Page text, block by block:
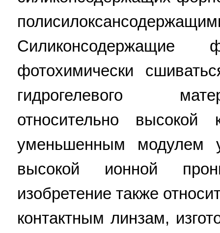
Силиконсодержащие
фотохимически
гидрогелевого
относительно высокой
уменьшенным модулем
высокой ионной
изобретение также
контактным линзам,